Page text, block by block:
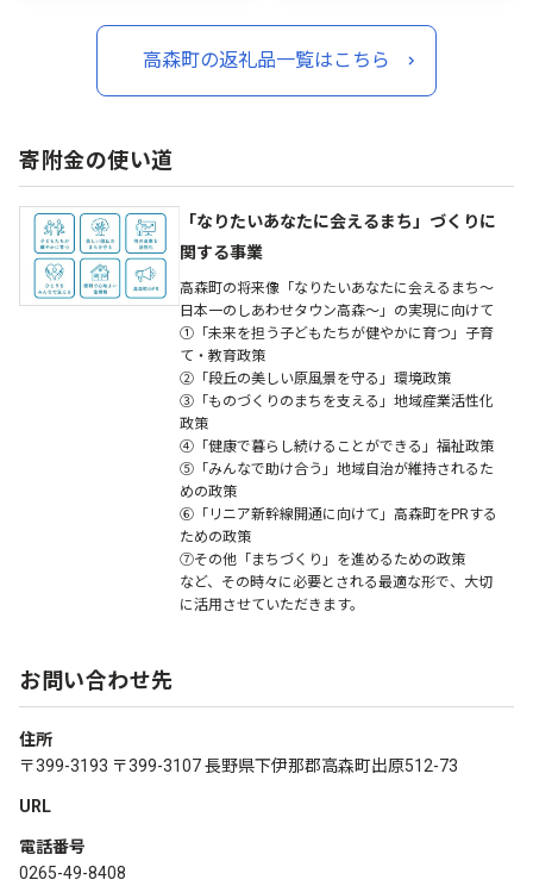
高森町の返礼品一覧はこちら
寄附金の使い道
「なりたいあなたに会えるまち」づくりに
関する事業
高森町の将来像「なりたいあなたに会えるまち～
日本一のしあわせタウン高森～」の実現に向けて
①「未来を担う子どもたちが健やかに育つ」子育
て・教育政策
②「段丘の美しい原風景を守る」環境政策
③「ものづくりのまちを支える」地域産業活性化
政策
④「健康で暮らし続けることができる」福祉政策
⑤「みんなで助け合う」地域自治が維持されるた
めの政策
⑥「リニア新幹線開通に向けて」高森町をPRする
ための政策
⑦その他「まちづくり」を進めるための政策
など、その時々に必要とされる最適な形で、大切
に活用させていただきます。
お問い合わせ先
住所
〒399-3193 〒399-3107 長野県下伊那郡高森町出原512-73
URL
電話番号
0265-49-8408